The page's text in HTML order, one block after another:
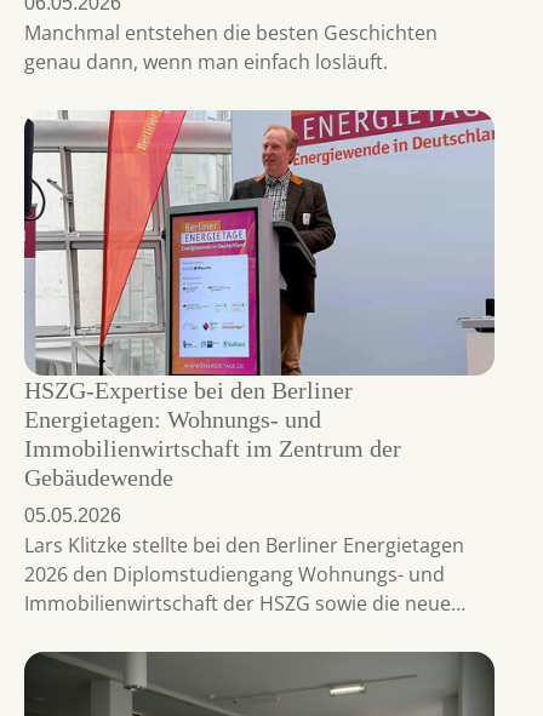
Manchmal entstehen die besten Geschichten
genau dann, wenn man einfach losläuft.
HSZG-Expertise bei den Berliner
Energietagen: Wohnungs- und
Immobilienwirtschaft im Zentrum der
Gebäudewende
05.05.2026
Lars Klitzke stellte bei den Berliner Energietagen
2026 den Diplomstudiengang Wohnungs- und
Immobilienwirtschaft der HSZG sowie die neue…